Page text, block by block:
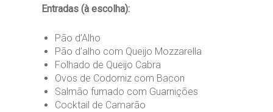
Entradas (à escolha):
Pão d’Alho
Pão d’alho com Queijo Mozzarella
Folhado de Queijo Cabra
Ovos de Codorniz com Bacon
Salmão fumado com Guarnições
Cocktail de Camarão